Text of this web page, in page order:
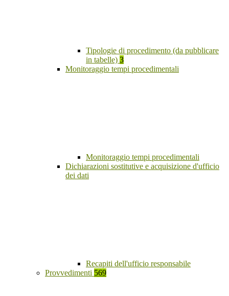
Tipologie di procedimento (da pubblicare
in tabelle) 3
Monitoraggio tempi procedimentali
Monitoraggio tempi procedimentali
Dichiarazioni sostitutive e acquisizione d'ufficio
dei dati
Recapiti dell'ufficio responsabile
Provvedimenti 569